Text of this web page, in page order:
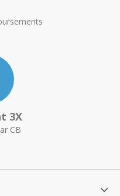
3X
CB